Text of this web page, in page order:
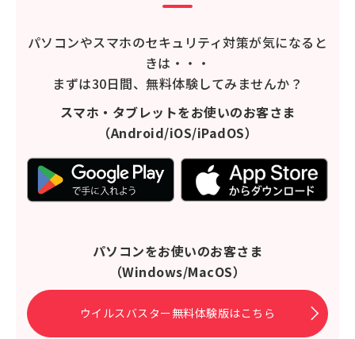
パソコンやスマホのセキュリティ対策が気になると
きは・・・
まずは30日間、無料体験してみませんか？
スマホ・タブレットをお使いのお客さま
（Android/iOS/iPadOS）
パソコンをお使いのお客さま
（Windows/MacOS）
ウイルスバスター無料体験版はこちら